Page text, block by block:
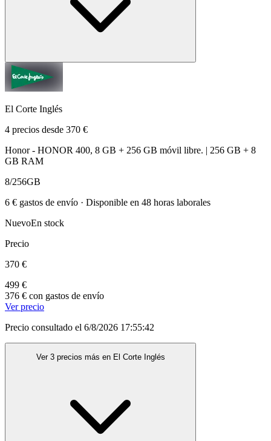
El Corte Inglés
4 precios desde 370 €
Honor - HONOR 400, 8 GB + 256 GB móvil libre. | 256 GB + 8
GB RAM
8/256GB
6 € gastos de envío · Disponible en 48 horas laborales
NuevoEn stock
Precio
370 €
499 €
376 € con gastos de envío
Ver precio
Precio consultado el 6/8/2026 17:55:42
Ver 3 precios más en El Corte Inglés